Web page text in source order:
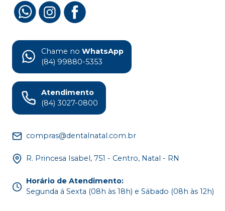
Chame no WhatsApp
(84) 99880-5353
Atendimento
(84) 3027-0800
compras@dentalnatal.com.br
R. Princesa Isabel, 751 - Centro, Natal - RN
Horário de Atendimento:
Segunda á Sexta (08h às 18h) e Sábado (08h às 12h)